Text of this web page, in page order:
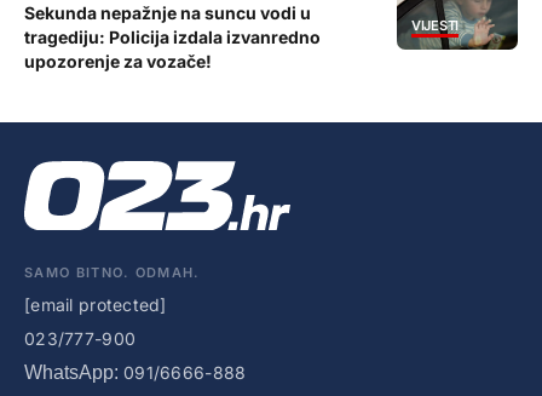
VIJESTI
Sekunda nepažnje na suncu vodi u
tragediju: Policija izdala izvanredno
upozorenje za vozače!
SAMO BITNO. ODMAH.
[email protected]
023/777-900
WhatsApp: 091/6666-888